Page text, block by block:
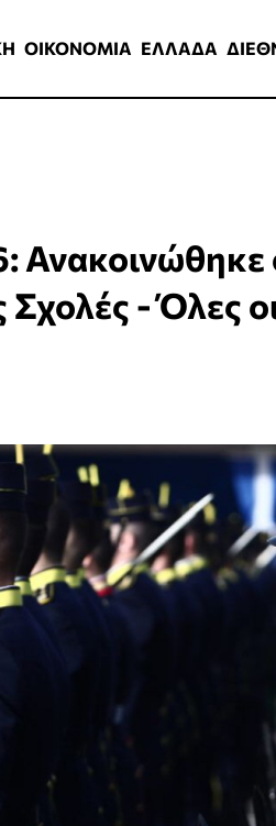
ΟΙΚΟΝΟΜΙΑ ΕΛΛΑΔΑ
Ανακοινώθηκε
Σχολές - Όλες